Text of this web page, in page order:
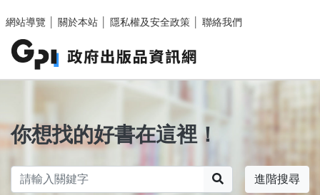
網站導覽
關於本站 隱私權及安全政策 聯絡我們
你想找的好書在這裡！
進階搜尋